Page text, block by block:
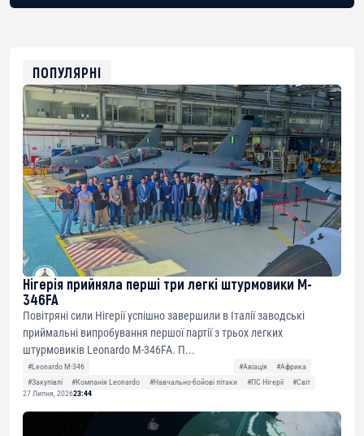
0xfD02863D3289416fcF50975c9DFda13623f97758
ПОПУЛЯРНІ
Нігерія прийняла перші три легкі штурмовики M-
346FA
Повітряні сили Нігерії успішно завершили в Італії заводські
приймальні випробування першої партії з трьох легких
штурмовиків Leonardo M-346FA. П...
#Leonardo M-346 #Авіація
#Африка
#Закупівлі
#Компанія Leonardo #Навчально-бойові літаки #ПС Нігерії
#Світ
27 Липня, 202623:44